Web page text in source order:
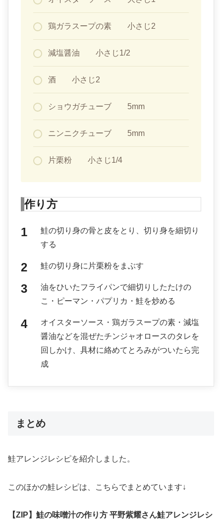
鶏ガラスープの素 小さじ2
減塩醤油 小さじ1/2
酒 小さじ2
ショウガチューブ 5mm
ニンニクチューブ 5mm
片栗粉 小さじ1/4
作り方
鮭の切り身の骨と皮をとり、切り身を細切り
する
鮭の切り身に片栗粉をまぶす
油をひいたフライパンで細切りしたたけの
こ・ピーマン・パプリカ・鮭を炒める
オイスターソース・鶏ガラスープの素・減塩
醤油などを混ぜたチンジャオロースのタレを
回しかけ、具材に絡めてとろみがついたら完
成
まとめ
鮭アレンジレシピを紹介しました。
このほかの鮭レシピは、こちらでまとめています↓
【ZIP】鮭の味噌汁の作り方 平野紫耀さん鮭アレンジレシ